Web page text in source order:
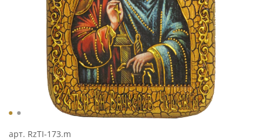
арт. RzTI-173.m